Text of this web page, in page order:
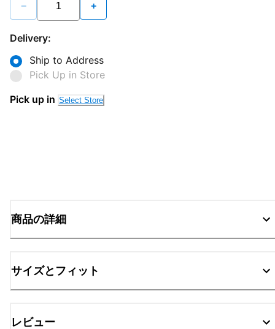
− +
Delivery:
Ship to Address
Pick Up in Store
Pick up in Select Store
商品の詳細
サイズとフィット
レビュー